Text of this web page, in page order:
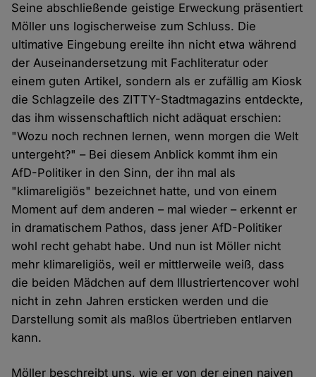
Seine abschließende geistige Erweckung präsentiert
Möller uns logischerweise zum Schluss. Die
ultimative Eingebung ereilte ihn nicht etwa während
der Auseinandersetzung mit Fachliteratur oder
einem guten Artikel, sondern als er zufällig am Kiosk
die Schlagzeile des ZITTY-Stadtmagazins entdeckte,
das ihm wissenschaftlich nicht adäquat erschien:
"Wozu noch rechnen lernen, wenn morgen die Welt
untergeht?" – Bei diesem Anblick kommt ihm ein
AfD-Politiker in den Sinn, der ihn mal als
"klimareligiös" bezeichnet hatte, und von einem
Moment auf dem anderen – mal wieder – erkennt er
in dramatischem Pathos, dass jener AfD-Politiker
wohl recht gehabt habe. Und nun ist Möller nicht
mehr klimareligiös, weil er mittlerweile weiß, dass
die beiden Mädchen auf dem Illustriertencover wohl
nicht in zehn Jahren ersticken werden und die
Darstellung somit als maßlos übertrieben entlarven
kann.
Möller beschreibt uns, wie er von der einen naiven